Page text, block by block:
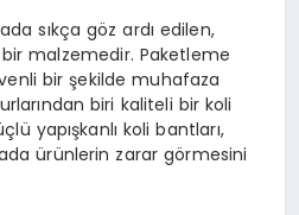
sıkça göz ardı edilen,
malzemedir. Paketleme
bir şekilde muhafaza
biri kaliteli bir koli
yapışkanlı koli bantları,
ürünlerin zarar görmesini